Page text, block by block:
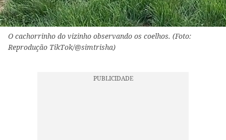
O cachorrinho do vizinho observando os coelhos. (Foto:
Reprodução TikTok/@simtrisha)